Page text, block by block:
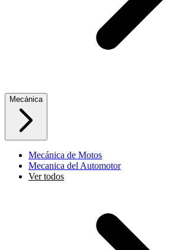
Mecánica
Mecánica de Motos
Mecanica del Automotor
Ver todos